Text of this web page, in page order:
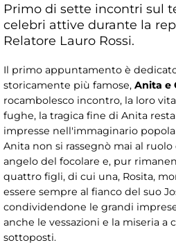
Primo di sette incontri sul
celebri attive durante la
Relatore Lauro Rossi.
Il primo appuntamento è
storicamente più famose, Anita e
rocambolesco incontro, la loro
fughe, la tragica fine di Anita
impresse nell'immaginario
Anita non si rassegnò mai al
angelo del focolare e, pur
quattro figli, di cui una, Rosita,
essere sempre al fianco del suo
condividendone le grandi
anche le vessazioni e la miseria a
sottoposti.